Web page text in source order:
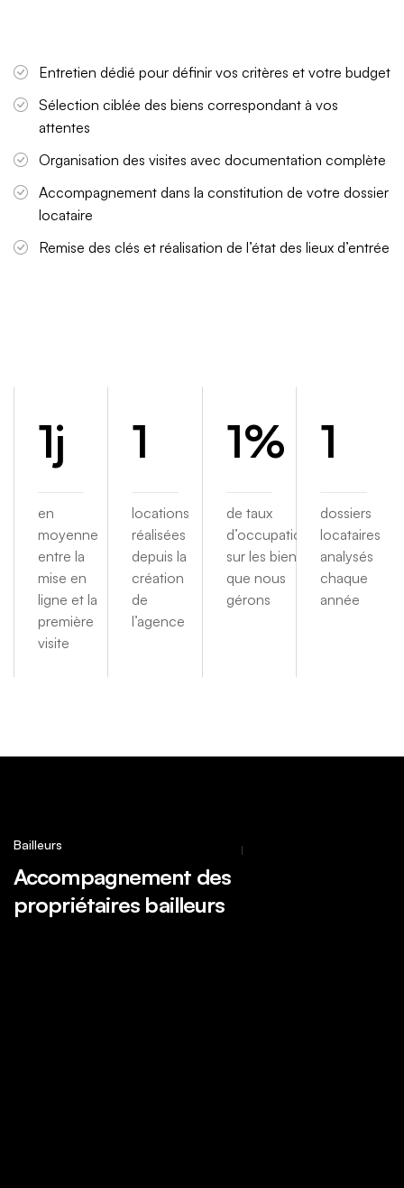
Entretien dédié pour définir vos critères et votre budget
Sélection ciblée des biens correspondant à vos
attentes
Organisation des visites avec documentation complète
Accompagnement dans la constitution de votre dossier
locataire
Remise des clés et réalisation de l’état des lieux d’entrée
1j
en
moyenne
entre la
mise en
ligne et la
première
visite
1
locations
réalisées
depuis la
création
de
l’agence
1%
de taux
d’occupation
sur les biens
que nous
gérons
1
dossiers
locataires
analysés
chaque
année
Bailleurs
Accompagnement des
propriétaires bailleurs